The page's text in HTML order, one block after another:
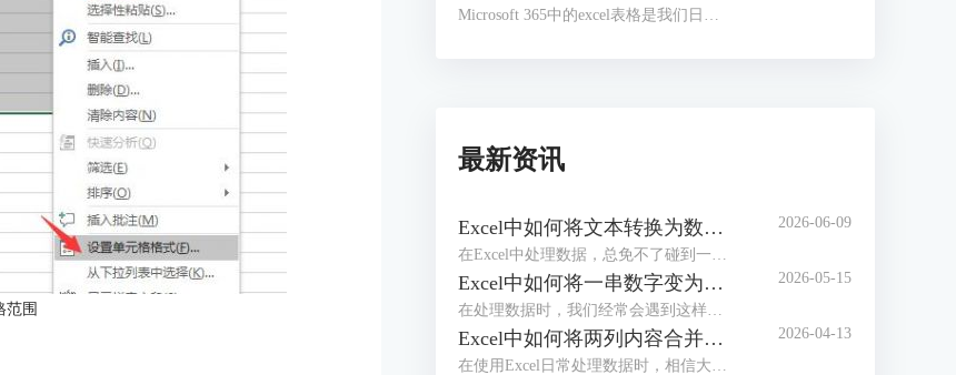
范围
Microsoft 365中的excel表格是我们日常生活中经常需要用到的办公软件，在之前的文章中给大家介绍了excel排序和自定义排序的方法。有的小伙伴反应excel排序后数据错乱，这是因为方法没用对吗？为了解答大家的疑问，今天就给大家来分享一下excel表格排序为什么会错乱，excel表格顺序都乱了怎么办。
最新资讯
Excel中如何将文本转换为数值 Excel中如何将e+变为数字
在Excel中处理数据，总免不了碰到一些令人头疼的小麻烦，比如文本格式的数字根本没办法直接计算，或者单元格中输入长数字后无法完整显示，看着就闹心。别担心，今天我们就给大家分享两个超实用的操作，一起来了解下Excel中如何将文本转换为数值，Excel中如何将e+变为数字的相关内容。
2026-06-09
Excel中如何将一串数字变为日期 Excel中如何将一列数据分成几列
在处理数据时，我们经常会遇到这样的困扰，比如20240520、20250521或者20260502等，想将其变成标准日期格式却又不知道该如何操作。不用担心，这些看似复杂的问题，其实都有简单高效的解决方法。接下来本文将围绕Excel中如何将一串数字变为日期，Excel中如何将一列数据分成几列等内容进行介绍，一起来学习下。
2026-05-15
Excel中如何将两列内容合并到一起 Excel中如何将行转换成列
在使用Excel日常处理数据时，相信大家经常会遇到将几列内容合并到一起或者把行转成列的基础操作。不管是整理客户信息、汇总销售数据或是制作报表，学会这些技巧后，都可以有效提高我们的工作效率。接下来就给大家说一下Excel中如何将两列内容合并到一起，Excel中如何将行转换成列的相关内容。
2026-04-13